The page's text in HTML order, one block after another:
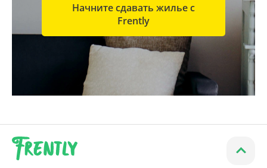
Начните сдавать жилье с
Frently